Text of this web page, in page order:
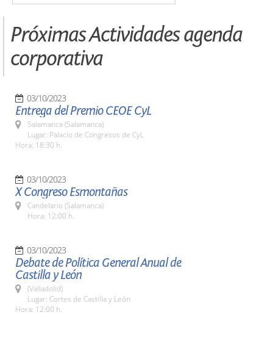
Próximas Actividades agenda
corporativa
03/10/2023
Entrega del Premio CEOE CyL
Salamanca (Salamanca)
Lugar: Palacio de Congresos de CyL
Hora: 18:30 h.
03/10/2023
X Congreso Esmontañas
Candelario (Salamanca)
Hora: 12:00 h.
03/10/2023
Debate de Política General Anual de
Castilla y León
(Valladolid)
Lugar: Cortes de Castilla y León
Hora: 12:00 h.